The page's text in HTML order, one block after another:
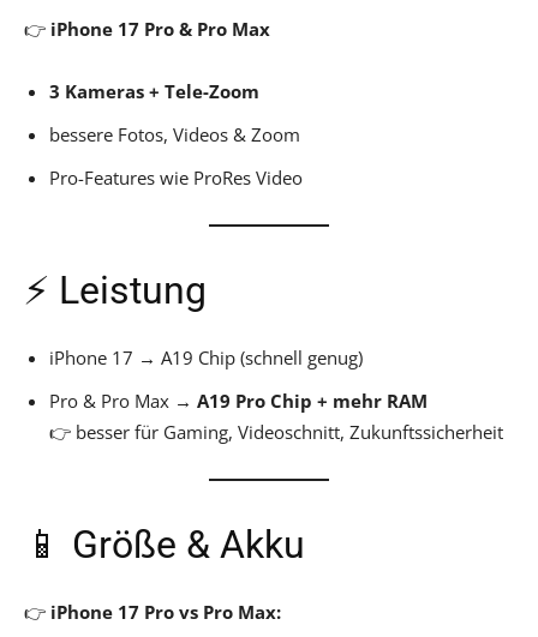
👉 iPhone 17 Pro & Pro Max
3 Kameras + Tele-Zoom
bessere Fotos, Videos & Zoom
Pro-Features wie ProRes Video
⚡ Leistung
iPhone 17 → A19 Chip (schnell genug)
Pro & Pro Max → A19 Pro Chip + mehr RAM
👉 besser für Gaming, Videoschnitt, Zukunftssicherheit
📱 Größe & Akku
👉 iPhone 17 Pro vs Pro Max: